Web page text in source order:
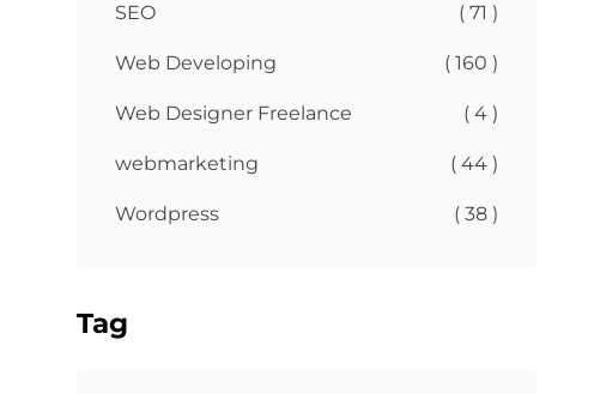
SEO ( 71 )
Web Developing ( 160 )
Web Designer Freelance ( 4 )
webmarketing ( 44 )
Wordpress ( 38 )
Tag